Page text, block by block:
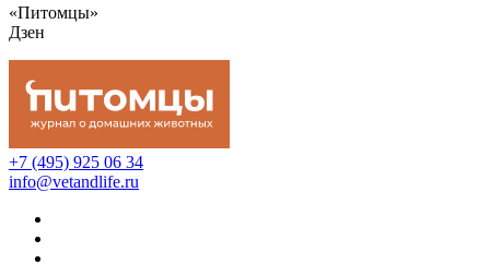
«Питомцы»
Дзен
+7 (495) 925 06 34
info@vetandlife.ru